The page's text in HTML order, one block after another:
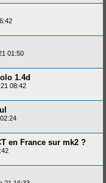
01:50
1.4d
08:42
en France sur mk2 ?